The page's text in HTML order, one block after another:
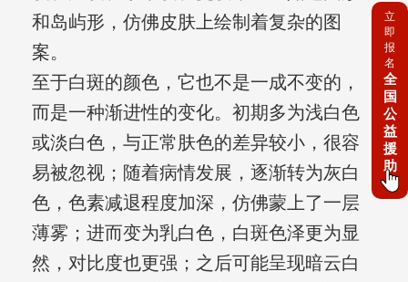
和岛屿形，仿佛皮肤上绘制着复杂的图
案。
至于白斑的颜色，它也不是一成不变的，
而是一种渐进性的变化。初期多为浅白色
或淡白色，与正常肤色的差异较小，很容
易被忽视；随着病情发展，逐渐转为灰白
色，色素减退程度加深，仿佛蒙上了一层
薄雾；进而变为乳白色，白斑色泽更为显
然，对比度也更强；之后可能呈现暗云白
立
即
报
名
全
国
公
益
援
助